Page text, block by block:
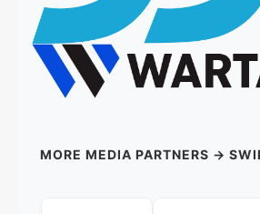
MORE MEDIA PARTNERS →